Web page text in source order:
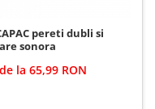
pereti dubli si
sonora
la 65,99 RON